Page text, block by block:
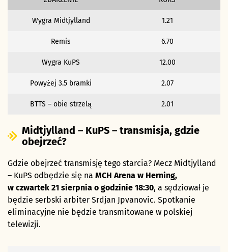
Wygra Midtjylland 1.21
Remis 6.70
Wygra KuPS 12.00
Powyżej 3.5 bramki 2.07
BTTS – obie strzelą 2.01
Midtjylland – KuPS – transmisja, gdzie
obejrzeć?
Gdzie obejrzeć transmisję tego starcia? Mecz Midtjylland
– KuPS odbędzie się na MCH Arena w Herning,
w czwartek 21 sierpnia o godzinie 18:30, a sędziował je
będzie serbski arbiter Srdjan Jpvanovic. Spotkanie
eliminacyjne nie będzie transmitowane w polskiej
telewizji.